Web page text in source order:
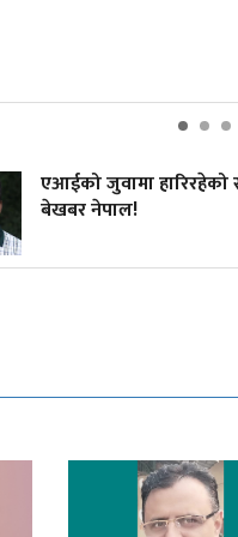
एआईको जुवामा हारिरहेको
बेखबर नेपाल!